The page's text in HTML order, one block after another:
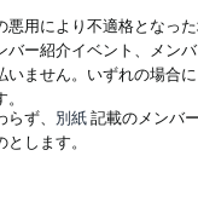
悪用により不適格となっ
ー紹介イベント、メン
ません。いずれの場合
ず、 別紙記載のメンバ
します。